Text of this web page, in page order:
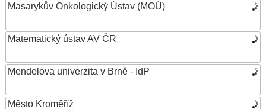
Masarykův Onkologický Ústav (MOÚ)
Matematický ústav AV ČR
Mendelova univerzita v Brně - IdP
Město Kroměříž